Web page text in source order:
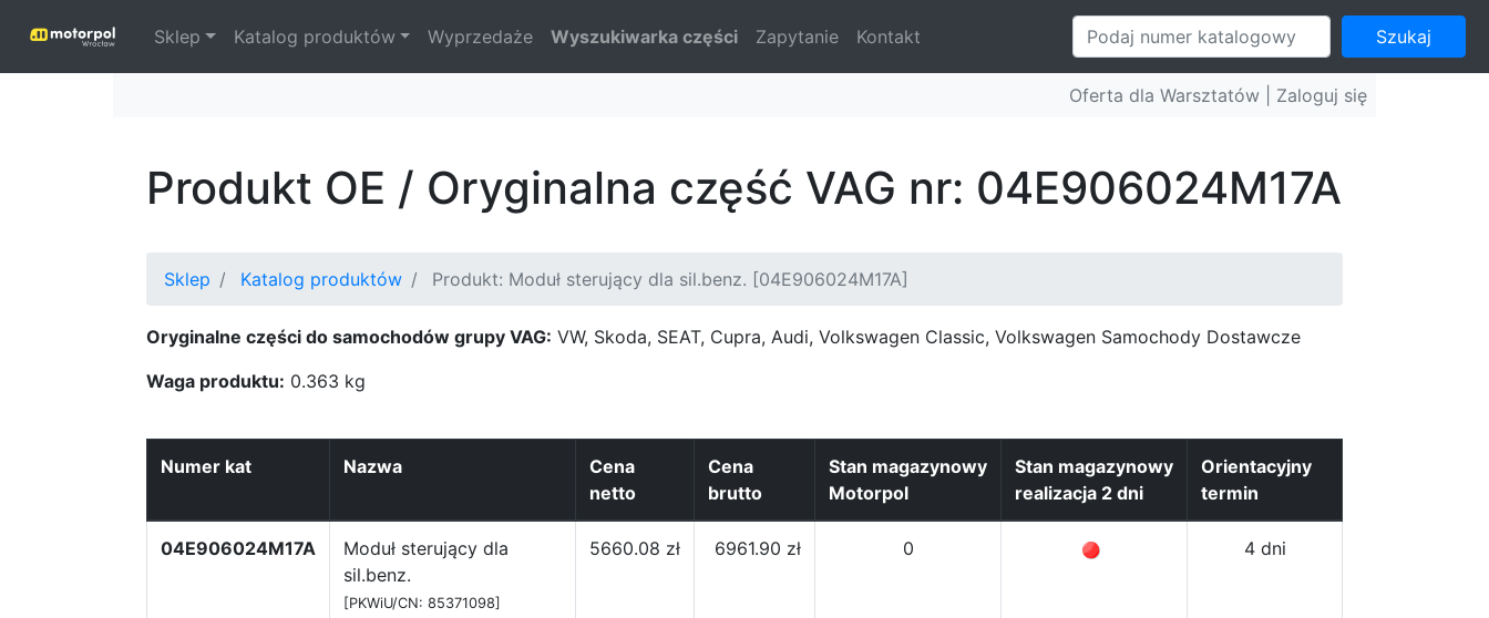
Sklep Katalog produktów Wyprzedaże Wyszukiwarka części Zapytanie Kontakt Szukaj
Oferta dla Warsztatów | Zaloguj się
Produkt OE / Oryginalna część VAG nr: 04E906024M17A
Sklep Katalog produktów Produkt: Moduł sterujący dla sil.benz. [04E906024M17A]
Oryginalne części do samochodów grupy VAG: VW, Skoda, SEAT, Cupra, Audi, Volkswagen Classic, Volkswagen Samochody Dostawcze
Waga produktu: 0.363 kg
Numer kat Nazwa
Cena
netto
Cena
brutto
Stan magazynowy
Motorpol
Stan magazynowy
realizacja 2 dni
Orientacyjny
termin
04E906024M17A
Moduł sterujący dla
sil.benz.
[PKWiU/CN: 85371098]
5660.08 zł 6961.90 zł 0 4 dni